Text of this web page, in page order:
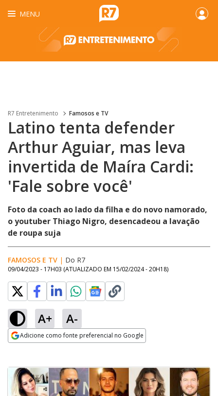
MENU
R7 Entretenimento Famosos e TV
Latino tenta defender
Arthur Aguiar, mas leva
invertida de Maíra Cardi:
'Fale sobre você'
Foto da coach ao lado da filha e do novo namorado,
o youtuber Thiago Nigro, desencadeou a lavação
de roupa suja
FAMOSOS E TV | Do R7
09/04/2023 - 17H03 (ATUALIZADO EM 15/02/2024 - 20H18)
A+ A-
Adicione como fonte preferencial no Google